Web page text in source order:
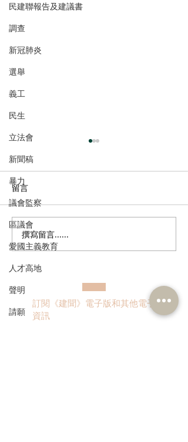
民建聯報告及建議書
調查
新冠肺炎
選舉
義工
民生
立法會
新聞稿
暴力
議會監察
區議會
愛國主義教育
人才高地
聲明
請願
郭芙蓉聯同葵青區防火委
員會到訪消防處 了解打擊
「鬼油」活動最新情況 支
持修例加強阻嚇 多管齊下
斬斷「鬼油」市場 守護社
區安全 保障市民生命
留言
撰寫留言......
訂閱《建聞》電子版和其他電子
資訊